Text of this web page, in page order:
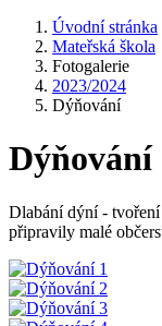
Úvodní stránka
Mateřská škola
Fotogalerie
2023/2024
Dýňování
Dýňování
Dlabání dýní -
připravily malé